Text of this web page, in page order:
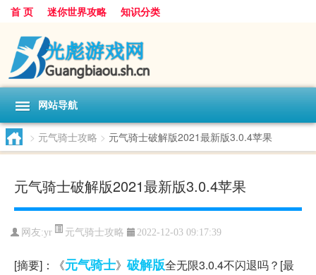
首 页 迷你世界攻略 知识分类
网站导航
> 元气骑士攻略 > 元气骑士破解版2021最新版3.0.4苹果
元气骑士破解版2021最新版3.0.4苹果
网友:yr 元气骑士攻略 2022-12-03 09:17:39
[摘要]：《元气骑士》破解版全无限3.0.4不闪退吗？[最